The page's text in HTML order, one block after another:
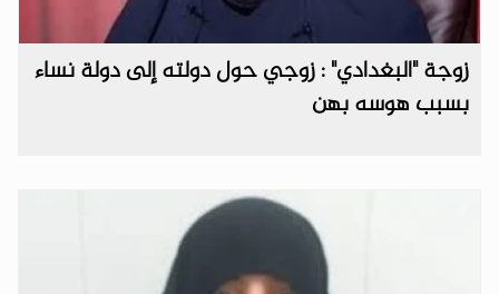
زوجة "البغدادي" : زوجي حول دولته إلى دولة نساء
بسبب هوسه بهن